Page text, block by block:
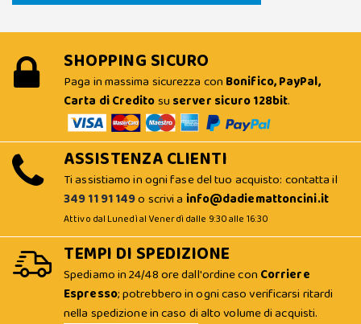
SHOPPING SICURO
Paga in massima sicurezza con Bonifico, PayPal,
Carta di Creditosu server sicuro 128bit.
ASSISTENZA CLIENTI
Ti assistiamo in ogni fase del tuo acquisto: contatta il
349 11 91 149o scrivi a info@dadiemattoncini.it
Attivo dal Lunedì al Venerdì dalle 9:30 alle 16:30
TEMPI DI SPEDIZIONE
Spediamo in 24/48 ore dall'ordine con Corriere
Espresso; potrebbero in ogni caso verificarsi ritardi
nella spedizione in caso di alto volume di acquisti.